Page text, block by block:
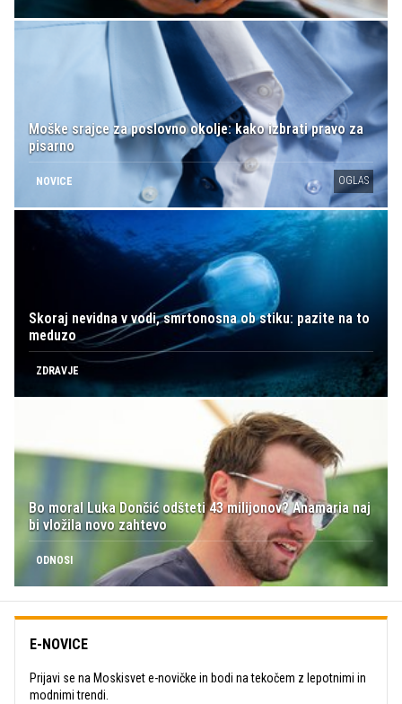
Moške srajce za poslovno okolje: kako izbrati pravo za
pisarno
NOVICE OGLAS
Skoraj nevidna v vodi, smrtonosna ob stiku: pazite na to
meduzo
ZDRAVJE
Bo moral Luka Dončić odšteti 43 milijonov? Anamaria naj
bi vložila novo zahtevo
ODNOSI
E-NOVICE
Prijavi se na Moskisvet e-novičke in bodi na tekočem z lepotnimi in
modnimi trendi.